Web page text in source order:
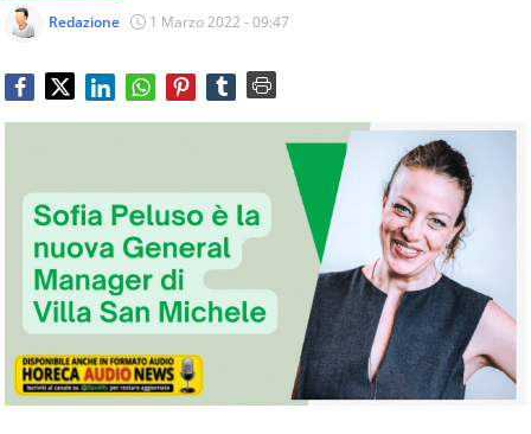
dei
consumi
le
novità
del
comparto
Horeca.
Redazione 1 Marzo 2022 - 09:47